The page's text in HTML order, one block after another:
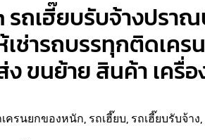
รถเฮี๊ยบรับจ้างปรา
ห้เช่ารถบรรทุกติดเ
ขนย้าย สินค้า เครื่อ
ครนยกของหนัก, รถเฮี๊ยบ, รถเฮี๊ยบรับจ้าง,